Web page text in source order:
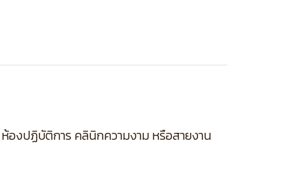
องปฏิบัติการ คลินิกความงาม หรือสายงาน